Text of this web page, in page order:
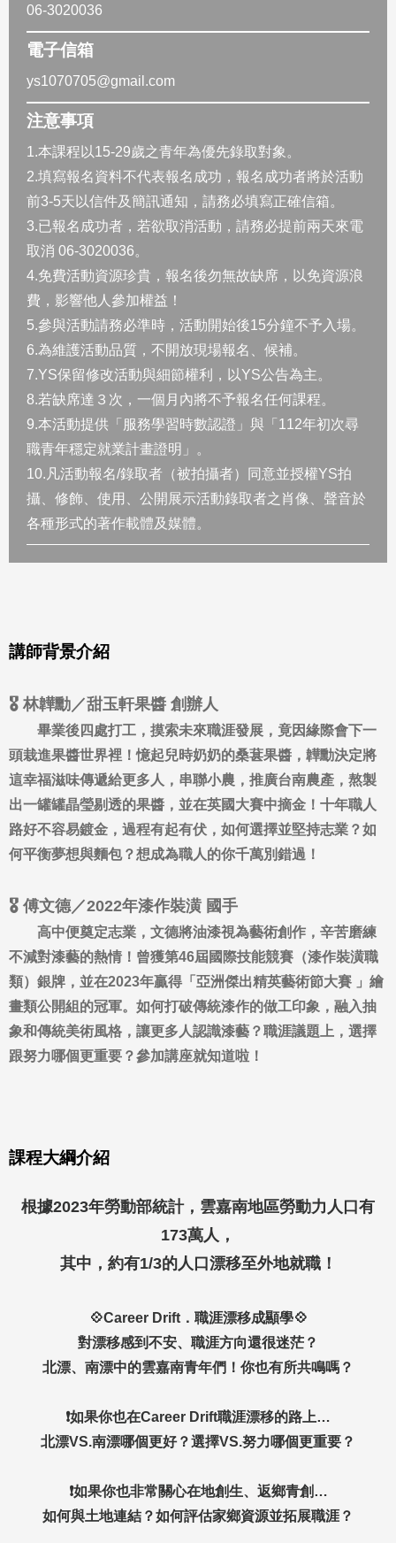
06-3020036
電子信箱
ys1070705@gmail.com
注意事項
1.本課程以15-29歲之青年為優先錄取對象。
2.填寫報名資料不代表報名成功，報名成功者將於活動
前3-5天以信件及簡訊通知，請務必填寫正確信箱。
3.已報名成功者，若欲取消活動，請務必提前兩天來電
取消 06-3020036。
4.免費活動資源珍貴，報名後勿無故缺席，以免資源浪
費，影響他人參加權益！
5.參與活動請務必準時，活動開始後15分鐘不予入場。
6.為維護活動品質，不開放現場報名、候補。
7.YS保留修改活動與細節權利，以YS公告為主。
8.若缺席達３次，一個月內將不予報名任何課程。
9.本活動提供「服務學習時數認證」與「112年初次尋
職青年穩定就業計畫證明」。
10.凡活動報名/錄取者（被拍攝者）同意並授權YS拍
攝、修飾、使用、公開展示活動錄取者之肖像、聲音於
各種形式的著作載體及媒體。
講師背景介紹
🎖️ 林韡勳／甜玉軒果醬 創辦人
畢業後四處打工，摸索未來職涯發展，竟因緣際會下一
頭栽進果醬世界裡！憶起兒時奶奶的桑葚果醬，韡勳決定將
這幸福滋味傳遞給更多人，串聯小農，推廣台南農產，熬製
出一罐罐晶瑩剔透的果醬，並在英國大賽中摘金！十年職人
路好不容易鍍金，過程有起有伏，如何選擇並堅持志業？如
何平衡夢想與麵包？想成為職人的你千萬別錯過！
🎖️ 傅文德／2022年漆作裝潢 國手
高中便奠定志業，文德將油漆視為藝術創作，辛苦磨練
不減對漆藝的熱情！曾獲第46屆國際技能競賽（漆作裝潢職
類）銀牌，並在2023年贏得「亞洲傑出精英藝術節大賽 」繪
畫類公開組的冠軍。如何打破傳統漆作的做工印象，融入抽
象和傳統美術風格，讓更多人認識漆藝？職涯議題上，選擇
跟努力哪個更重要？參加講座就知道啦！
課程大綱介紹
根據2023年勞動部統計，雲嘉南地區勞動力人口有
173萬人，
其中，約有1/3的人口漂移至外地就職！
💠Career Drift．職涯漂移成顯學💠
對漂移感到不安、職涯方向還很迷茫？
北漂、南漂中的雲嘉南青年們！你也有所共鳴嗎？
❗如果你也在Career Drift職涯漂移的路上…
北漂VS.南漂哪個更好？選擇VS.努力哪個更重要？
❗如果你也非常關心在地創生、返鄉青創…
如何與土地連結？如何評估家鄉資源並拓展職涯？